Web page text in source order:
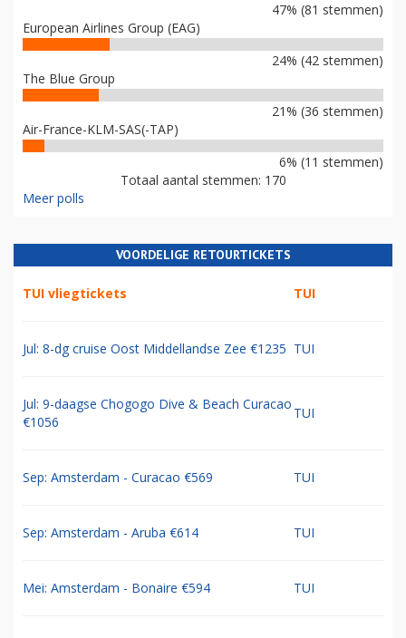
47% (81 stemmen)
European Airlines Group (EAG)
24% (42 stemmen)
The Blue Group
21% (36 stemmen)
Air-France-KLM-SAS(-TAP)
6% (11 stemmen)
Totaal aantal stemmen: 170
Meer polls
VOORDELIGE RETOURTICKETS
TUI vliegtickets TUI
Jul: 8-dg cruise Oost Middellandse Zee €1235 TUI
Jul: 9-daagse Chogogo Dive & Beach Curacao
€1056
TUI
Sep: Amsterdam - Curacao €569 TUI
Sep: Amsterdam - Aruba €614 TUI
Mei: Amsterdam - Bonaire €594 TUI